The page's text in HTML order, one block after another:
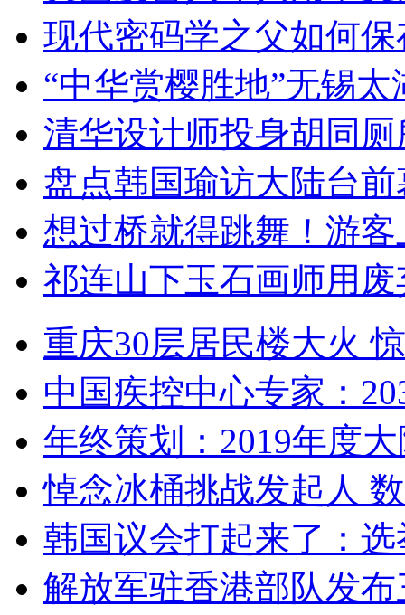
现代密码学之父如何
“中华赏樱胜地”无锡
清华设计师投身胡同
盘点韩国瑜访大陆台
想过桥就得跳舞！游客
祁连山下玉石画师用
重庆30层居民楼大火
中国疾控中心专家：
年终策划：2019年度
悼念冰桶挑战发起人
韩国议会打起来了：
解放军驻香港部队发